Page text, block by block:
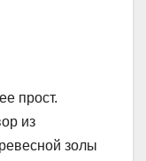
прост.
из
золы